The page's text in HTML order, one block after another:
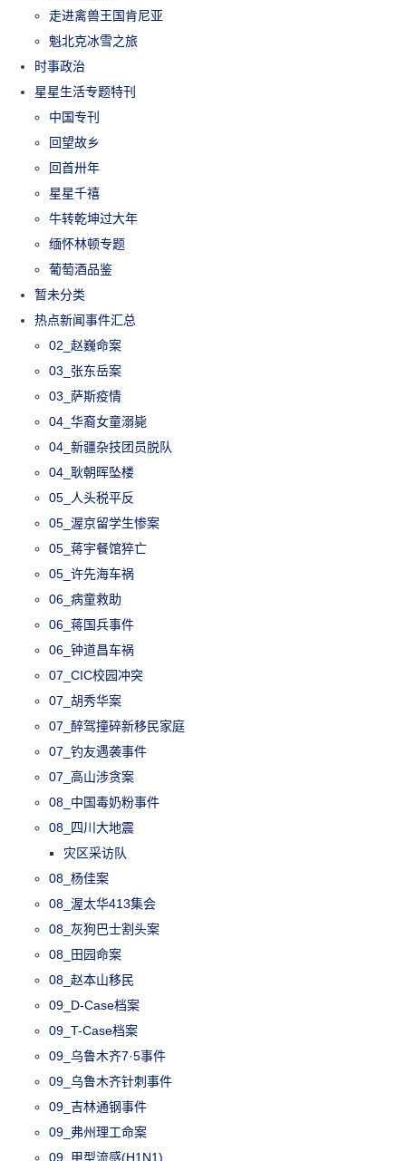
走进禽兽王国肯尼亚
魁北克冰雪之旅
时事政治
星星生活专题特刊
中国专刊
回望故乡
回首卅年
星星千禧
牛转乾坤过大年
缅怀林顿专题
葡萄酒品鉴
暂未分类
热点新闻事件汇总
02_赵巍命案
03_张东岳案
03_萨斯疫情
04_华裔女童溺毙
04_新疆杂技团员脱队
04_耿朝晖坠楼
05_人头税平反
05_渥京留学生惨案
05_蒋宇餐馆猝亡
05_许先海车祸
06_病童救助
06_蒋国兵事件
06_钟道昌车祸
07_CIC校园冲突
07_胡秀华案
07_醉驾撞碎新移民家庭
07_钓友遇袭事件
07_高山涉贪案
08_中国毒奶粉事件
08_四川大地震
灾区采访队
08_杨佳案
08_渥太华413集会
08_灰狗巴士割头案
08_田园命案
08_赵本山移民
09_D-Case档案
09_T-Case档案
09_乌鲁木齐7·5事件
09_乌鲁木齐针刺事件
09_吉林通钢事件
09_弗州理工命案
09_甲型流感(H1N1)